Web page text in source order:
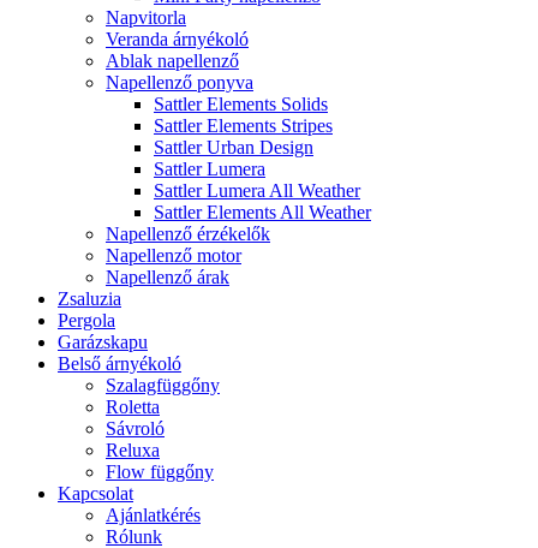
Napvitorla
Veranda árnyékoló
Ablak napellenző
Napellenző ponyva
Sattler Elements Solids
Sattler Elements Stripes
Sattler Urban Design
Sattler Lumera
Sattler Lumera All Weather
Sattler Elements All Weather
Napellenző érzékelők
Napellenző motor
Napellenző árak
Zsaluzia
Pergola
Garázskapu
Belső árnyékoló
Szalagfüggőny
Roletta
Sávroló
Reluxa
Flow függőny
Kapcsolat
Ajánlatkérés
Rólunk